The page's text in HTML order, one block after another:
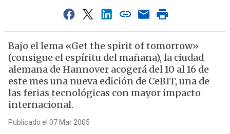
Bajo el lema «Get the spirit of tomorrow»
(consigue el espíritu del mañana), la ciudad
alemana de Hannover acogerá del 10 al 16 de
este mes una nueva edición de CeBIT, una de
las ferias tecnológicas con mayor impacto
internacional.
Publicado el 07 Mar 2005